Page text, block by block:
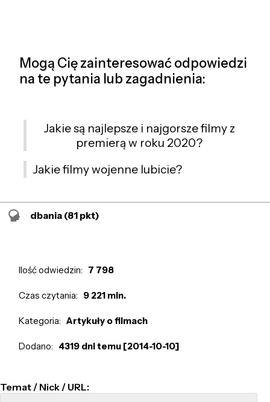
Mogą Cię zainteresować odpowiedzi
na te pytania lub zagadnienia:
Jakie są najlepsze i najgorsze filmy z
premierą w roku 2020?
Jakie filmy wojenne lubicie?
dbania (81 pkt)
Ilość odwiedzin: 7 798
Czas czytania: 9 221 min.
Kategoria: Artykuły o filmach
Dodano: 4319 dni temu [2014-10-10]
Temat / Nick / URL: